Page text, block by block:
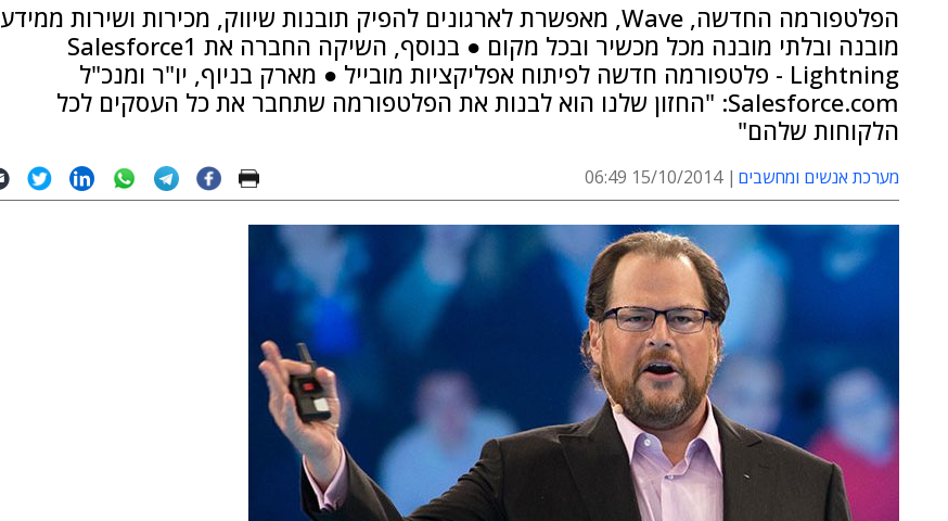
הפלטפורמה החדשה, Wave, מאפשרת לארגונים להפיק תובנות שיווק, מכירות ושירות ממידע
מובנה ובלתי מובנה מכל מכשיר ובכל מקום ● בנוסף, השיקה החברה את Salesforce1
Lightning - פלטפורמה חדשה לפיתוח אפליקציות מובייל ● מארק בניוף, יו"ר ומנכ"ל
Salesforce.com: "החזון שלנו הוא לבנות את הפלטפורמה שתחבר את כל העסקים לכל
הלקוחות שלהם"
מערכת אנשים ומחשבים 15/10/2014 06:49